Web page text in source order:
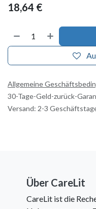
18,64 €
Allgemeine
30-Tage-Geld-zurück-
Versand: 2-3
Über CareLit
CareLit ist die